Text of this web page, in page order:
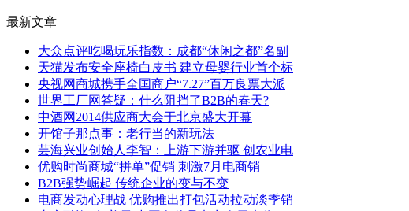
最新文章
大众点评吃喝玩乐指数：成都“休闲之都”名副
天猫发布安全座椅白皮书 建立母婴行业首个标
央视网商城携手全国商户“7.27”百万良票大派
世界工厂网答疑：什么阻挡了B2B的春天?
中酒网2014供应商大会于北京盛大开幕
开馆子那点事：老行当的新玩法
芸海兴业创始人李智：上游下游并驱 创农业电
优购时尚商城“拼单”促销 刺激7月电商销
B2B强势崛起 传统企业的变与不变
电商发动心理战 优购推出打包活动拉动淡季销